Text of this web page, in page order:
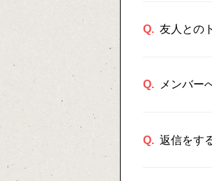
Q. 友人との
Q. メンバー
Q. 返信をす